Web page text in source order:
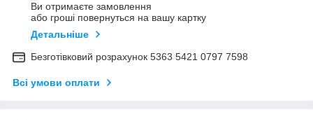
Ви отримаєте замовлення
або гроші повернуться на вашу картку
Детальніше
Безготівковий розрахунок 5363 5421 0797 7598
Всі умови оплати